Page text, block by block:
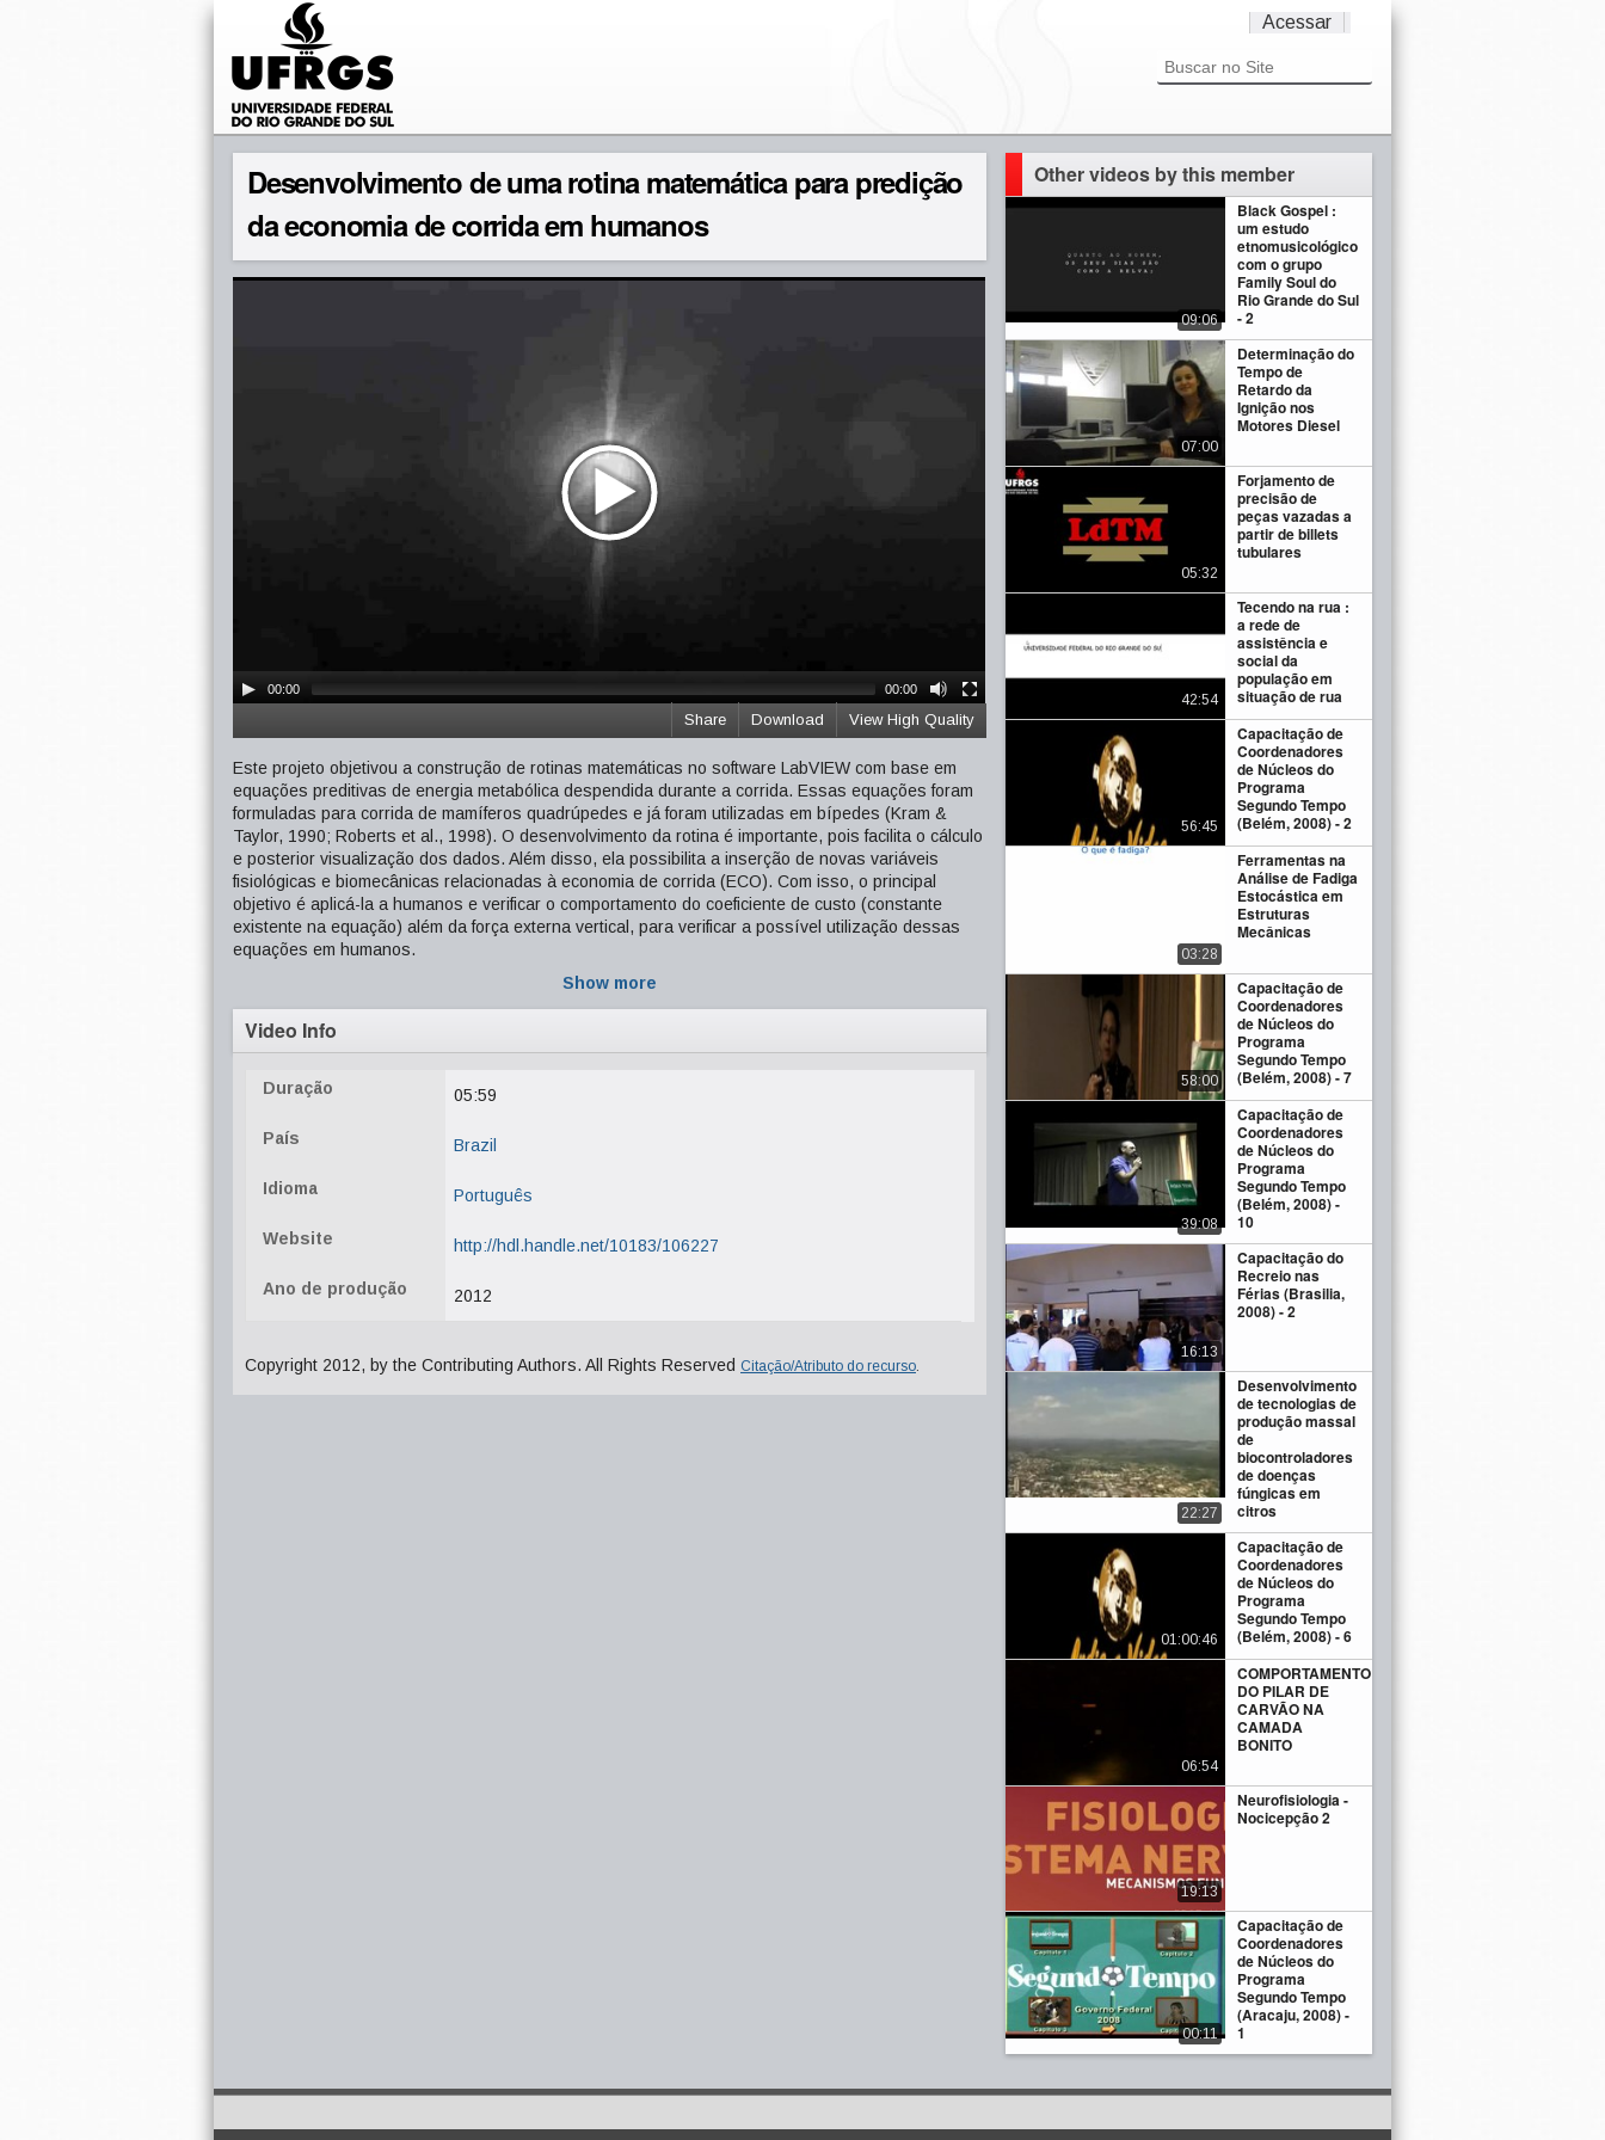
Acessar
Desenvolvimento de uma rotina matemática para predição
da economia de corrida em humanos
00:00 00:00
View High Quality
Download
Share
Este projeto objetivou a construção de rotinas matemáticas no software LabVIEW com base em
equações preditivas de energia metabólica despendida durante a corrida. Essas equações foram
formuladas para corrida de mamíferos quadrúpedes e já foram utilizadas em bípedes (Kram &
Taylor, 1990; Roberts et al., 1998). O desenvolvimento da rotina é importante, pois facilita o cálculo
e posterior visualização dos dados. Além disso, ela possibilita a inserção de novas variáveis
fisiológicas e biomecânicas relacionadas à economia de corrida (ECO). Com isso, o principal
objetivo é aplicá-la a humanos e verificar o comportamento do coeficiente de custo (constante
existente na equação) além da força externa vertical, para verificar a possível utilização dessas
equações em humanos.
Show more
Video Info
Duração 05:59
País Brazil
Idioma Português
Website http://hdl.handle.net/10183/106227
Ano de produção 2012
Copyright 2012, by the Contributing Authors. All Rights Reserved Citação/Atributo do recurso.
Other videos by this member
Black Gospel :
um estudo
etnomusicológico
com o grupo
Family Soul do
Rio Grande do Sul
- 2
09:06
Determinação do
Tempo de
Retardo da
Ignição nos
Motores Diesel
07:00
Forjamento de
precisão de
peças vazadas a
partir de billets
tubulares
05:32
Tecendo na rua :
a rede de
assistência e
social da
população em
situação de rua
42:54
Capacitação de
Coordenadores
de Núcleos do
Programa
Segundo Tempo
(Belém, 2008) - 2
56:45
Ferramentas na
Análise de Fadiga
Estocástica em
Estruturas
Mecânicas
03:28
Capacitação de
Coordenadores
de Núcleos do
Programa
Segundo Tempo
(Belém, 2008) - 7
58:00
Capacitação de
Coordenadores
de Núcleos do
Programa
Segundo Tempo
(Belém, 2008) -
10
39:08
Capacitação do
Recreio nas
Férias (Brasilia,
2008) - 2
16:13
Desenvolvimento
de tecnologias de
produção massal
de
biocontroladores
de doenças
fúngicas em
citros
22:27
Capacitação de
Coordenadores
de Núcleos do
Programa
Segundo Tempo
(Belém, 2008) - 6
01:00:46
COMPORTAMENTO
DO PILAR DE
CARVÃO NA
CAMADA
BONITO
06:54
Neurofisiologia -
Nocicepção 2
19:13
Capacitação de
Coordenadores
de Núcleos do
Programa
Segundo Tempo
(Aracaju, 2008) -
1
00:11